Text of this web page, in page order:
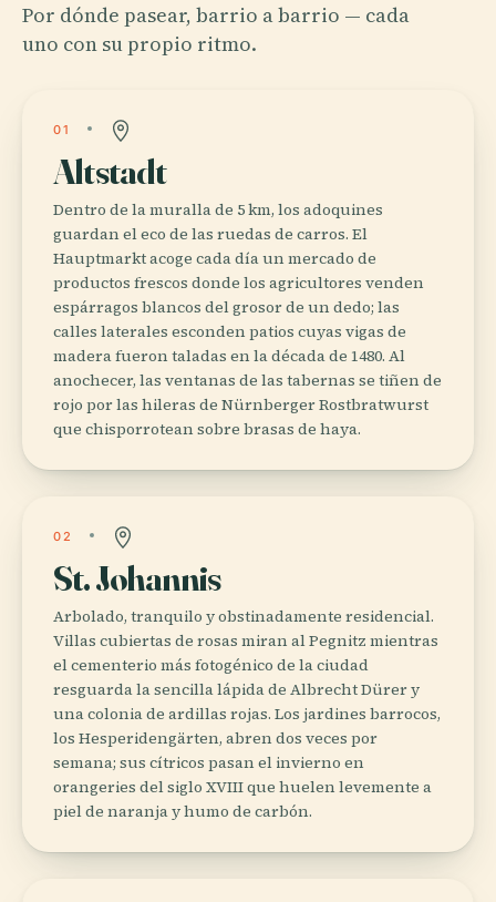
Por dónde pasear, barrio a barrio — cada
uno con su propio ritmo.
01
Altstadt
Dentro de la muralla de 5 km, los adoquines
guardan el eco de las ruedas de carros. El
Hauptmarkt acoge cada día un mercado de
productos frescos donde los agricultores venden
espárragos blancos del grosor de un dedo; las
calles laterales esconden patios cuyas vigas de
madera fueron taladas en la década de 1480. Al
anochecer, las ventanas de las tabernas se tiñen de
rojo por las hileras de Nürnberger Rostbratwurst
que chisporrotean sobre brasas de haya.
02
St. Johannis
Arbolado, tranquilo y obstinadamente residencial.
Villas cubiertas de rosas miran al Pegnitz mientras
el cementerio más fotogénico de la ciudad
resguarda la sencilla lápida de Albrecht Dürer y
una colonia de ardillas rojas. Los jardines barrocos,
los Hesperidengärten, abren dos veces por
semana; sus cítricos pasan el invierno en
orangeries del siglo XVIII que huelen levemente a
piel de naranja y humo de carbón.